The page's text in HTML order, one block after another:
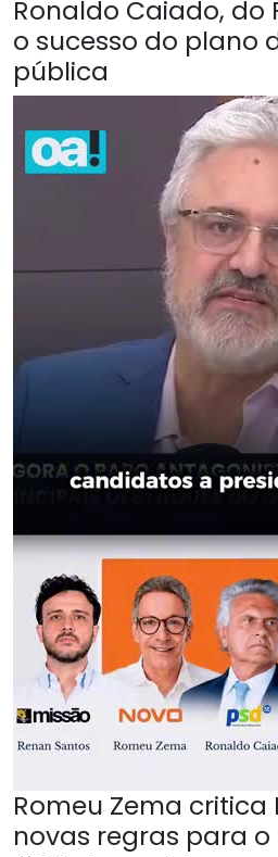
Ronaldo Caiado, do
o sucesso do plano
pública
Romeu Zema critica
novas regras para o